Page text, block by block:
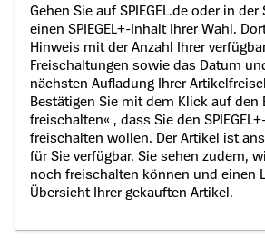
Gehen Sie auf SPIEGEL.de oder in der
einen SPIEGEL+-Inhalt Ihrer Wahl.
Hinweis mit der Anzahl Ihrer
Freischaltungen sowie das Datum
nächsten Aufladung Ihrer
Bestätigen Sie mit dem Klick auf den
freischalten« , dass Sie den
freischalten wollen. Der Artikel ist
für Sie verfügbar. Sie sehen zudem,
noch freischalten können und einen
Übersicht Ihrer gekauften Artikel.